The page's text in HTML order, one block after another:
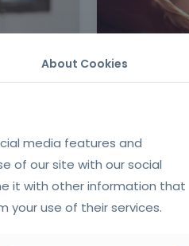
About Cookies
media features and
of our site with our social
it with other information that
use of their services.